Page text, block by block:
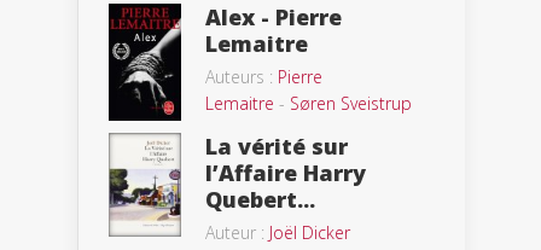
Alex - Pierre
Lemaitre
Auteurs : Pierre
Lemaitre - Søren Sveistrup
La vérité sur
l’Affaire Harry
Quebert...
Auteur : Joël Dicker